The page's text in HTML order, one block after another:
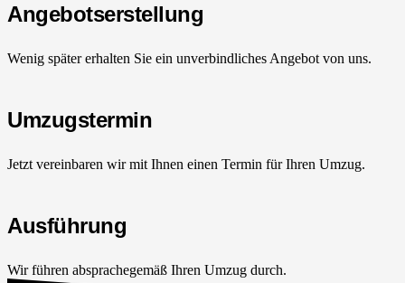
Angebotserstellung
Wenig später erhalten Sie ein unverbindliches Angebot von uns.
Umzugstermin
Jetzt vereinbaren wir mit Ihnen einen Termin für Ihren Umzug.
Ausführung
Wir führen absprachegemäß Ihren Umzug durch.